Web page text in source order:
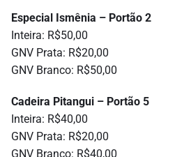
Especial Ismênia – Portão 2
Inteira: R$50,00
GNV Prata: R$20,00
GNV Branco: R$50,00
Cadeira Pitangui – Portão 5
Inteira: R$40,00
GNV Prata: R$20,00
GNV Branco: R$40,00